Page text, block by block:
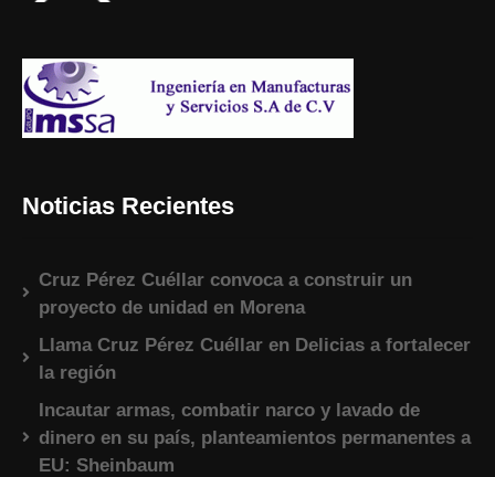
Noticias Recientes
Cruz Pérez Cuéllar convoca a construir un
proyecto de unidad en Morena
Llama Cruz Pérez Cuéllar en Delicias a fortalecer
la región
Incautar armas, combatir narco y lavado de
dinero en su país, planteamientos permanentes a
EU: Sheinbaum